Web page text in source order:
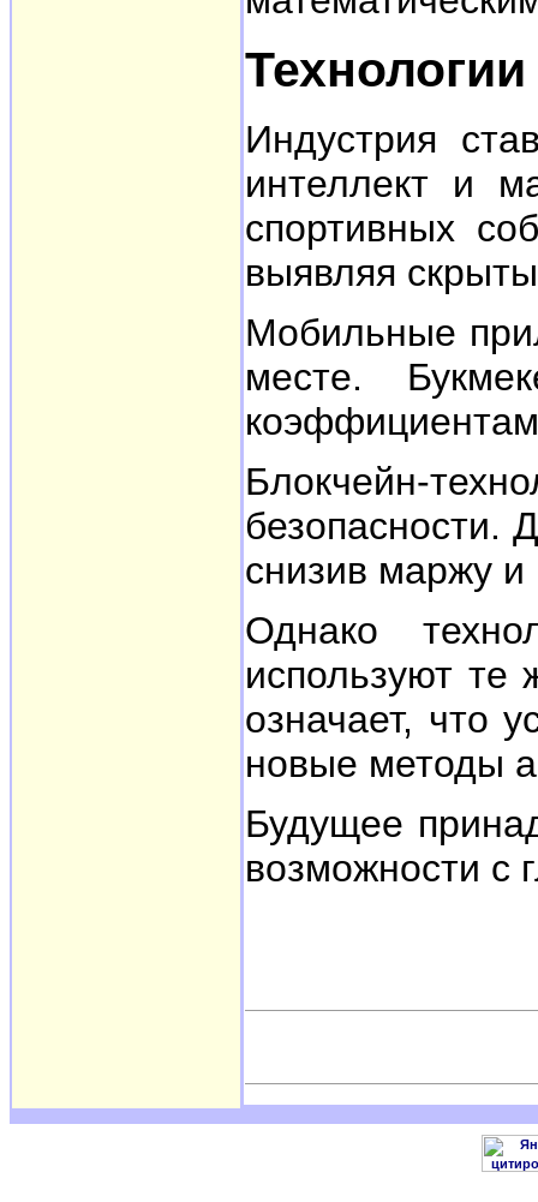
Индустрия
интеллект и
спортивных
выявляя
Мобильные
месте.
Блокчейн-
безопасности.
снизив маржу
Однако
используют те
означает, что
новые методы
Будущее
возможности с